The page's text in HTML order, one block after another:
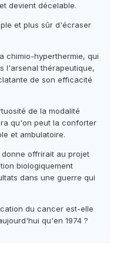
devient décelable.
et plus sûr d'écraser
chimio-hyperthermie, qui
l'arsenal thérapeutique,
de son efficacité
de la modalité
qu'on peut la conforter
et ambulatoire.
offrirait au projet
biologiquement
dans une guerre qui
du cancer est-elle
qu'en 1974 ?